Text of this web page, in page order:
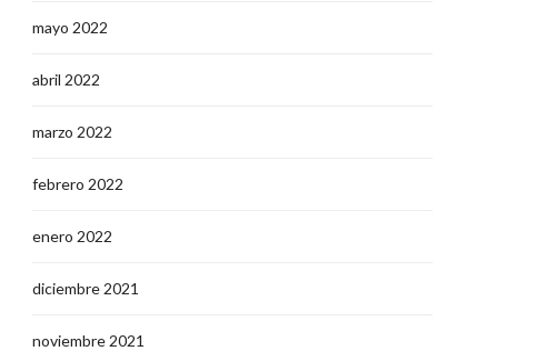
mayo 2022
abril 2022
marzo 2022
febrero 2022
enero 2022
diciembre 2021
noviembre 2021